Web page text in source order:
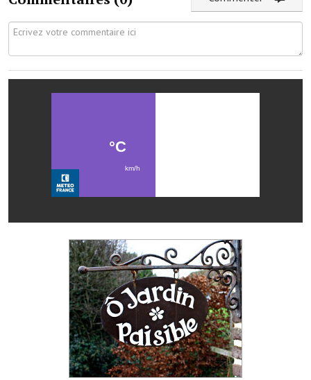
Communauté de communes
Les réseaux partenaires
VILLE PRATIQUE
Services publics intercommunaux
Affaires scolaires, CCAS
Eaux, assainissement
France services
France Renov
Déchets ménagers, tri sélectif, encombrants